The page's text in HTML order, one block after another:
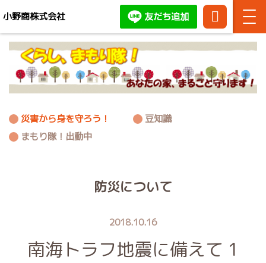
小野商株式会社
お問い合わせ・ご相談はお
気軽にどうぞ！
TEL:086-
444-
3371
災害から身を守ろう！
豆知識
まもり隊！出動中
防災について
2018.10.16
南海トラフ地震に備えて 1